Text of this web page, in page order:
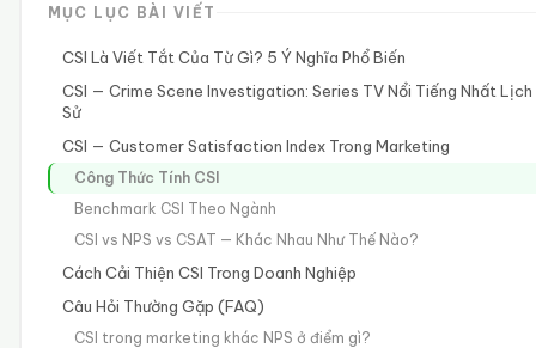
MỤC LỤC BÀI VIẾT
CSI Là Viết Tắt Của Từ Gì? 5 Ý Nghĩa Phổ Biến
CSI — Crime Scene Investigation: Series TV Nổi Tiếng Nhất Lịch
Sử
CSI — Customer Satisfaction Index Trong Marketing
Công Thức Tính CSI
Benchmark CSI Theo Ngành
CSI vs NPS vs CSAT — Khác Nhau Như Thế Nào?
Cách Cải Thiện CSI Trong Doanh Nghiệp
Câu Hỏi Thường Gặp (FAQ)
CSI trong marketing khác NPS ở điểm gì?